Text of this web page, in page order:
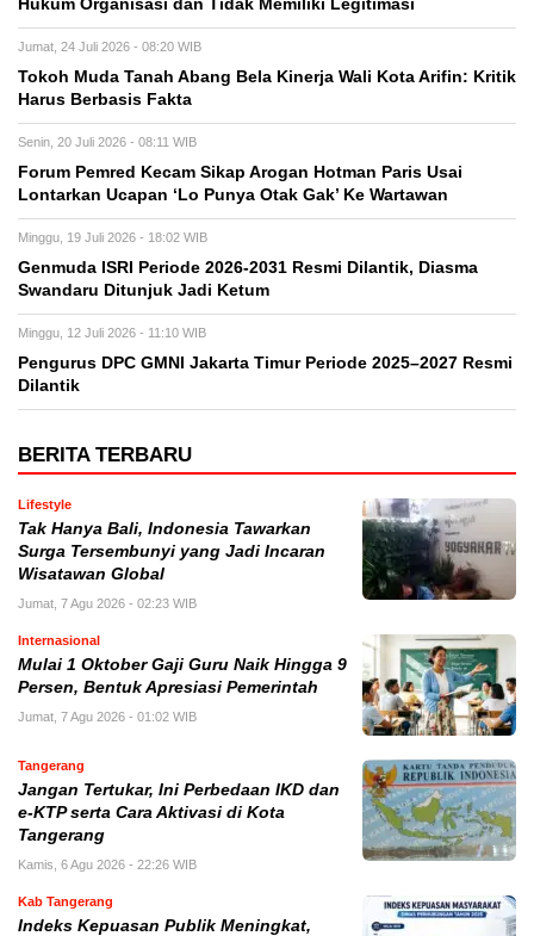
Hukum Organisasi dan Tidak Memiliki Legitimasi
Jumat, 24 Juli 2026 - 08:20 WIB
Tokoh Muda Tanah Abang Bela Kinerja Wali Kota Arifin: Kritik
Harus Berbasis Fakta
Senin, 20 Juli 2026 - 08:11 WIB
Forum Pemred Kecam Sikap Arogan Hotman Paris Usai
Lontarkan Ucapan ‘Lo Punya Otak Gak’ Ke Wartawan
Minggu, 19 Juli 2026 - 18:02 WIB
Genmuda ISRI Periode 2026-2031 Resmi Dilantik, Diasma
Swandaru Ditunjuk Jadi Ketum
Minggu, 12 Juli 2026 - 11:10 WIB
Pengurus DPC GMNI Jakarta Timur Periode 2025–2027 Resmi
Dilantik
BERITA TERBARU
Lifestyle
Tak Hanya Bali, Indonesia Tawarkan
Surga Tersembunyi yang Jadi Incaran
Wisatawan Global
Jumat, 7 Agu 2026 - 02:23 WIB
Internasional
Mulai 1 Oktober Gaji Guru Naik Hingga 9
Persen, Bentuk Apresiasi Pemerintah
Jumat, 7 Agu 2026 - 01:02 WIB
Tangerang
Jangan Tertukar, Ini Perbedaan IKD dan
e-KTP serta Cara Aktivasi di Kota
Tangerang
Kamis, 6 Agu 2026 - 22:26 WIB
Kab Tangerang
Indeks Kepuasan Publik Meningkat,